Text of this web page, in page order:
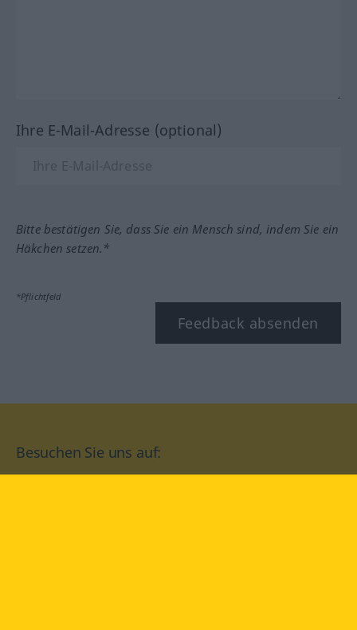
Ihre E-Mail-Adresse (optional)
Bitte bestätigen Sie, dass Sie ein Mensch sind, indem Sie ein
Häkchen setzen.*
*Pflichtfeld
Feedback absenden
Besuchen Sie uns auf: